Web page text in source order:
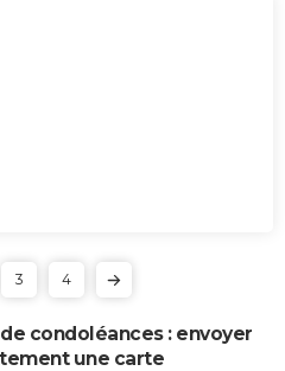
3 4
condoléances : envoyer
une carte